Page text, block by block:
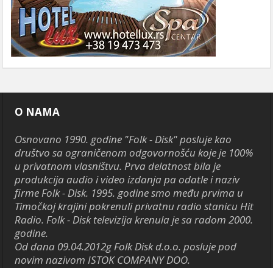
O NAMA
Osnovano 1990. godine "Folk - Disk" posluje kao
društvo sa ograničenom odgovornošću koje je 100%
u privatnom vlasništvu. Prva delatnost bila je
produkcija audio i video izdanja pa odatle i naziv
firme Folk - Disk. 1995. godine smo među prvima u
Timočkoj krajini pokrenuli privatnu radio stanicu Hit
Radio. Folk - Disk televizija krenula je sa radom 2000.
godine.
Od dana 09.04.2012g Folk Disk d.o.o. posluje pod
novim nazivom ISTOK COMPANY DOO.